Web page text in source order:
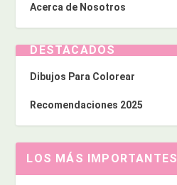
Acerca de Nosotros
DESTACADOS
Dibujos Para Colorear
Recomendaciones 2025
LOS MÁS IMPORTANTES